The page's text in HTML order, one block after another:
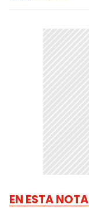
EN ESTA NOTA